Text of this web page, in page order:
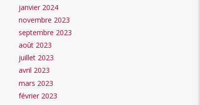
janvier 2024
novembre 2023
septembre 2023
août 2023
juillet 2023
avril 2023
mars 2023
février 2023